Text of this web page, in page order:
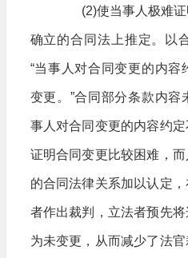
(2)使当事人极难证
确立的合同法上推定。以
“当事人对合同变更的内容
变更。”合同部分条款内容
事人对合同变更的内容约
证明合同变更比较困难，
的合同法律关系加以认定
者作出裁判，立法者预先
为未变更，从而减少了法